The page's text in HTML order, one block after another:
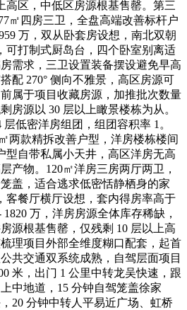
高区，中低区房源根基售罄。第三
㎡四房三卫，全盘高端改善标杆户
万，双从卧套房设想，南北双朝
可打制式厨岛台，四个卧室别离适
需求，三卫设置装备摆设避免早高
配 270° 侧向不雅景，高区房源可
属于项目收藏房源，加推批次数量
房源以 30 层以上瞰景楼栋为从。
低密洋房组团，组团容积率 1。
两款精拆改善户型，洋房楼栋楼间
型自带私属小天井，高区洋房无高
产物。120㎡洋房三房两厅两卫，
盖，适合逃求低密恬静栖身的家
客餐厅横厅设想，套内得房率高于
万，洋房房源全体库存稀缺，
源根基售罄，仅残剩 10 层以上高
理项目外部全维度糊口配套，起首
共交通双系统成熟，自驾层面项目
米，出门 1 公里中转龙吴快速，跟
中地道，15 分钟自驾笼盖徐家
20 分钟中转人平易近广场、虹桥